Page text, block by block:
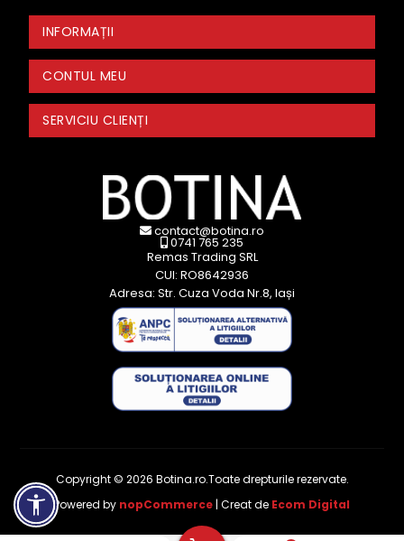
INFORMAȚII
CONTUL MEU
SERVICIU CLIENȚI
contact@botina.ro
0741 765 235
Remas Trading SRL
CUI: RO8642936
Adresa: Str. Cuza Voda Nr.8, Iași
Copyright © 2026 Botina.ro.Toate drepturile rezervate.
Powered by nopCommerce | Creat de Ecom Digital